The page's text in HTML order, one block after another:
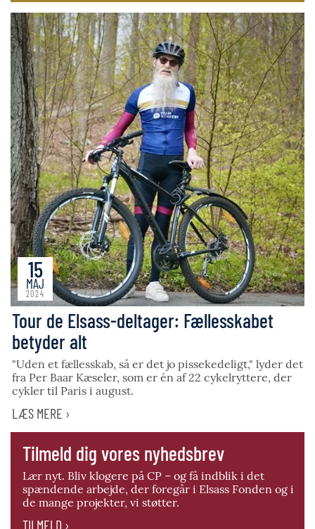
15
MAJ
2024
Tour de Elsass-deltager: Fællesskabet
betyder alt
"Uden et fællesskab, så er det jo pissekedeligt," lyder det
fra Per Baar Kæseler, som er én af 22 cykelryttere, der
cykler til Paris i august.
LÆS MERE ›
Tilmeld dig vores nyhedsbrev
Lær nyt. Bliv klogere på CP – og få indblik i det
spændende arbejde, der foregår i Elsass Fonden og i
de mange projekter, vi støtter.
TILMELD ›